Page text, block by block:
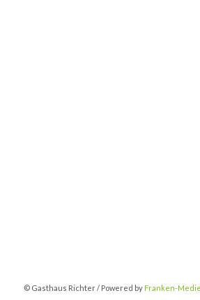
© Gasthaus Richter / Powered by Franken-